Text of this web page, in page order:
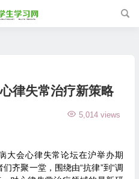
律失常治疗新策略
5,014 views
大会心律失常论坛在沪举办期
齐聚一堂，围绕由“抗律”到“调